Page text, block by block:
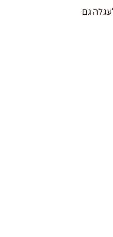
גם